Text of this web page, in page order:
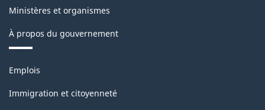
Ministères et organismes
À propos du gouvernement
Thèmes
sujets
Emplois
Immigration et citoyenneté